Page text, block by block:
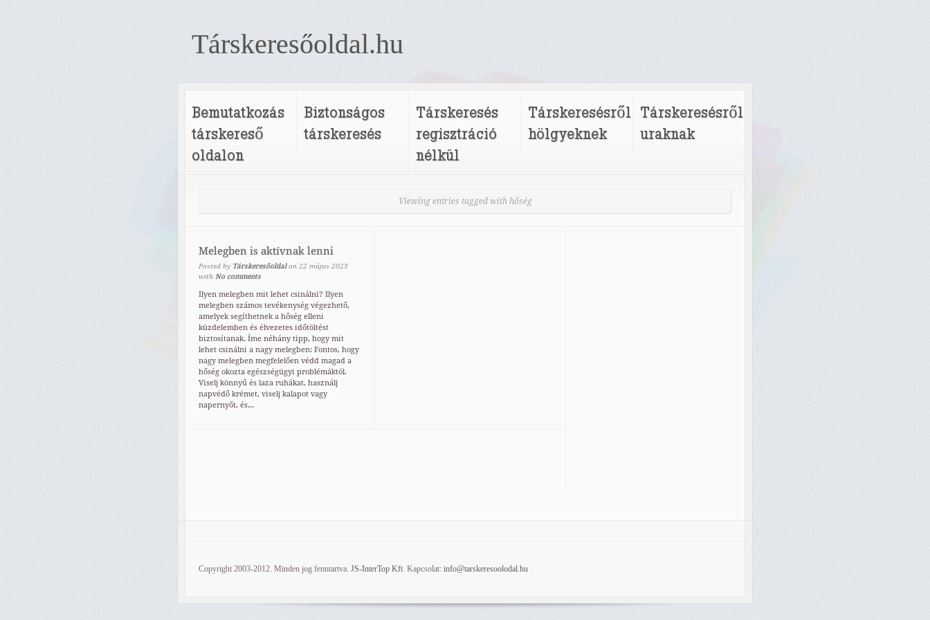
Társkeresőoldal.hu
Bemutatkozás
társkereső
oldalon
Biztonságos
társkeresés
Társkeresés
regisztráció
nélkül
Társkeresésről
hölgyeknek
Társkeresésről
uraknak
Viewing entries tagged with hőség
Melegben is aktívnak lenni
Posted by Társkeresőoldal on 22 május 2023
with No comments
Ilyen melegben mit lehet csinálni? Ilyen
melegben számos tevékenység végezhető,
amelyek segíthetnek a hőség elleni
küzdelemben és élvezetes időtöltést
biztosítanak. Íme néhány tipp, hogy mit
lehet csinálni a nagy melegben: Fontos, hogy
nagy melegben megfelelően védd magad a
hőség okozta egészségügyi problémáktól.
Viselj könnyű és laza ruhákat, használj
napvédő krémet, viselj kalapot vagy
napernyőt, és...
Copyright 2003-2012. Minden jog fenntartva. JS-InterTop Kft. Kapcsolat: info@tarskeresoolodal.hu